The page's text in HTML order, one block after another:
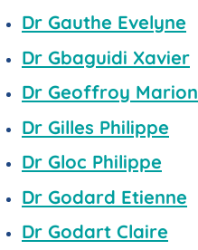
Dr Gauthe Evelyne
Dr Gbaguidi Xavier
Dr Geoffroy Marion
Dr Gilles Philippe
Dr Gloc Philippe
Dr Godard Etienne
Dr Godart Claire